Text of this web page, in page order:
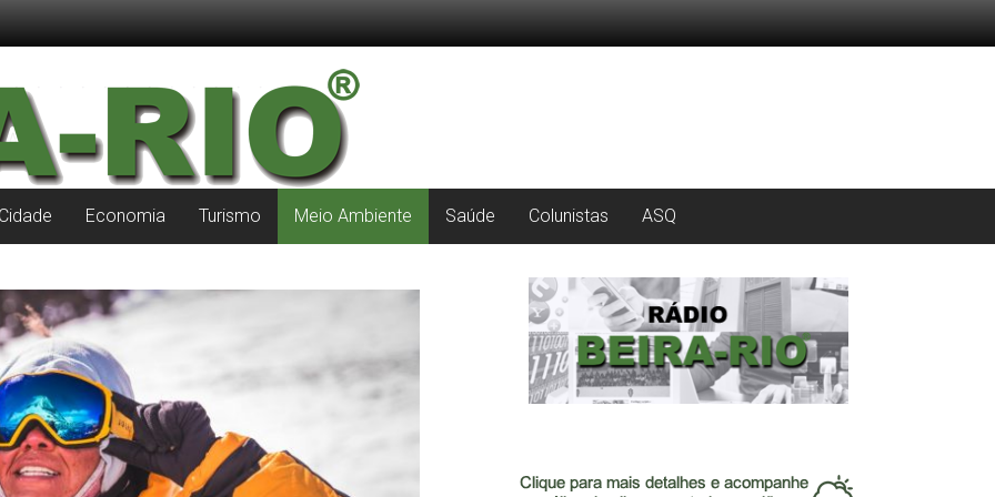
Cidade Economia Turismo Meio Ambiente Saúde Colunistas ASQ